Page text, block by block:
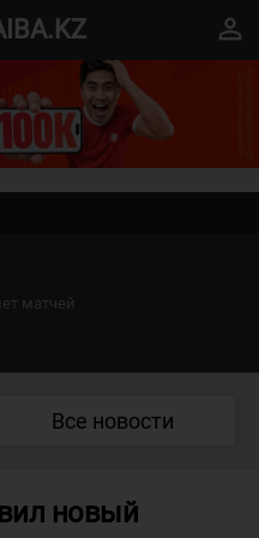
perm_identity
матчей
Все новости
новый